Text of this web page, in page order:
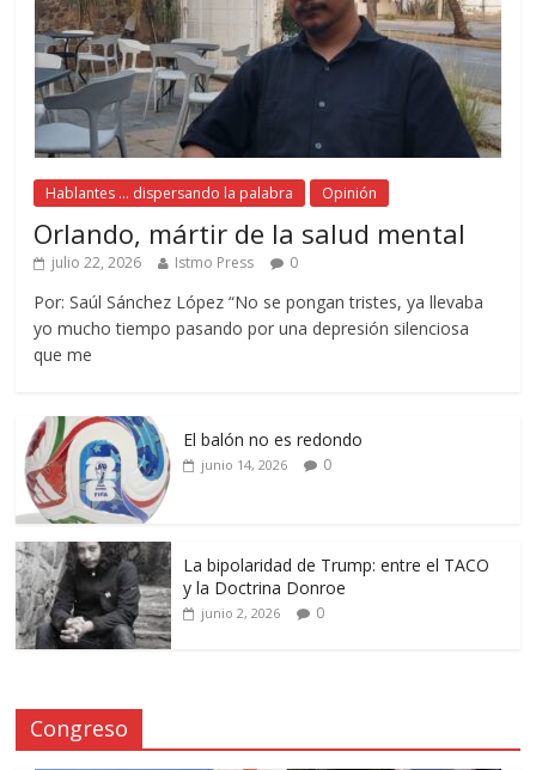
Hablantes ... dispersando la palabra Opinión
Orlando, mártir de la salud mental
julio 22, 2026 Istmo Press 0
Por: Saúl Sánchez López “No se pongan tristes, ya llevaba
yo mucho tiempo pasando por una depresión silenciosa
que me
El balón no es redondo
junio 14, 2026 0
La bipolaridad de Trump: entre el TACO
y la Doctrina Donroe
junio 2, 2026 0
Congreso